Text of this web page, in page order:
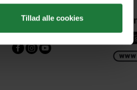
Tillad alle cookies
Skriv til os
pling@aller.com
Find os her
Læs